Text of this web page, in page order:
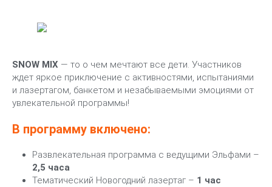
SNOW MIX — то о чем мечтают все дети. Участников
ждет яркое приключение с активностями, испытаниями
и лазертагом, банкетом и незабываемыми эмоциями от
увлекательной программы!
В программу включено:
Развлекательная программа с ведущими Эльфами –
2,5 часа
Тематический Новогодний лазертаг – 1 час